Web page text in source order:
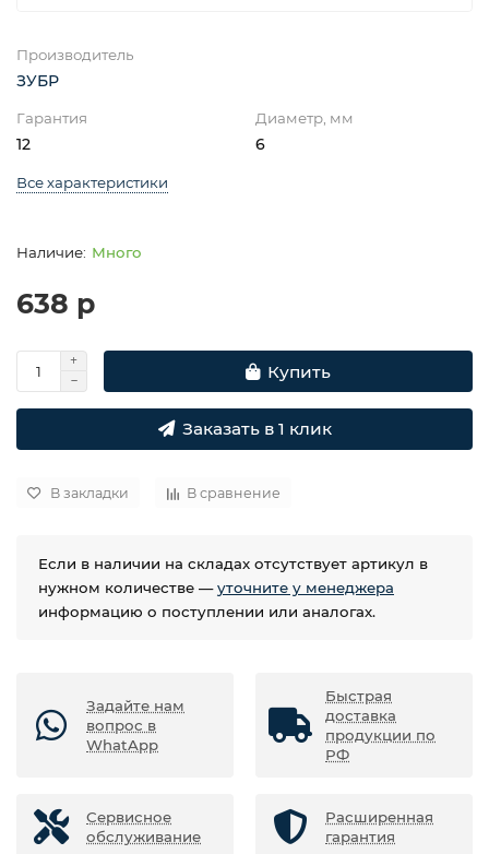
Производитель
ЗУБР
Гарантия
12
Диаметр, мм
6
Все характеристики
Много
638 р
Купить
Заказать в 1 клик
В закладки В сравнение
Если в наличии на складах отсутствует артикул в
нужном количестве —уточните у менеджера
информацию о поступлении или аналогах.
Задайте нам
вопрос в
WhatApp
Быстрая
доставка
продукции по
РФ
Сервисное
обслуживание
Расширенная
гарантия